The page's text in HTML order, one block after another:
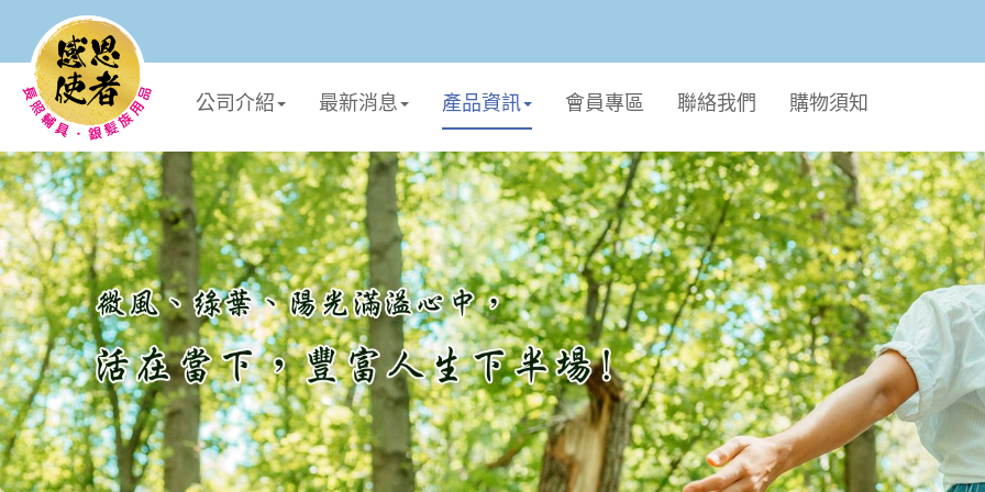
公司介紹 最新消息 產品資訊
個人生活
廚衛用品
毛孩專區
會員專區 聯絡我們 購物須知